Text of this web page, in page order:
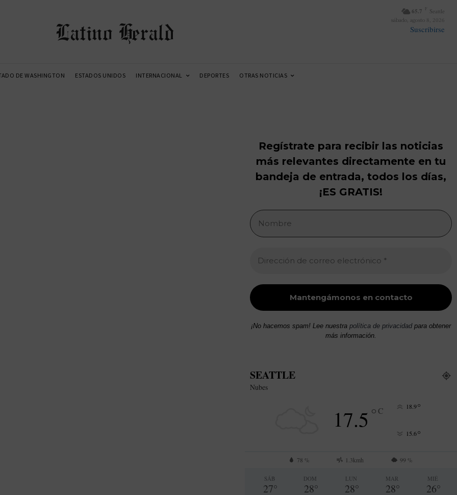
Latino Herald
65.7 F
Seattle
sábado, agosto 8, 2026
Suscribirse
DE WASHINGTON ESTADOS UNIDOS INTERNACIONAL DEPORTES OTRAS NOTICIAS
Regístrate para recibir las noticias
más relevantes directamente en tu
bandeja de entrada, todos los días,
¡ES GRATIS!
¡No hacemos spam! Lee nuestra política de privacidadpara obtener
más información.
SEATTLE
Nubes
17.5 °C 18.9°
15.6°
78 % 1.3kmh 99 %
SÁB
27°
DOM
28°
LUN
28°
MAR
28°
MIÉ
26°